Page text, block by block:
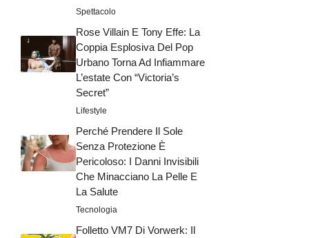
Spettacolo
Rose Villain E Tony Effe: La
Coppia Esplosiva Del Pop
Urbano Torna Ad Infiammare
L’estate Con “Victoria’s
Secret”
Lifestyle
Perché Prendere Il Sole
Senza Protezione È
Pericoloso: I Danni Invisibili
Che Minacciano La Pelle E
La Salute
Tecnologia
Folletto VM7 Di Vorwerk: Il